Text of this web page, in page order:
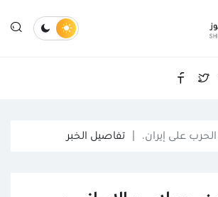
على إيران. تفاصيل الخبر